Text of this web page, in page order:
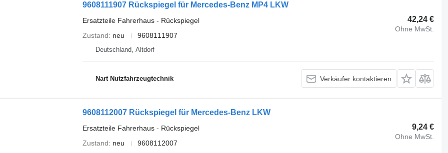
9608111907 Rückspiegel für Mercedes-Benz MP4 LKW
42,24 €
Ohne MwSt.
Ersatzteile Fahrerhaus - Rückspiegel
Zustand
neu 9608111907
Deutschland, Altdorf
Nart Nutzfahrzeugtechnik Verkäufer kontaktieren
9608112007 Rückspiegel für Mercedes-Benz LKW
9,24 €
Ohne MwSt.
Ersatzteile Fahrerhaus - Rückspiegel
Zustand
neu 9608112007